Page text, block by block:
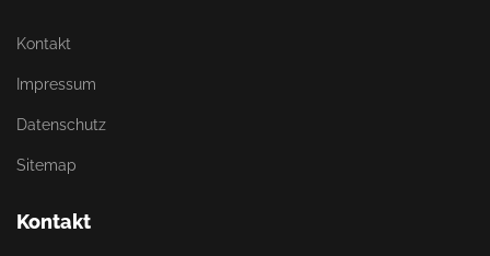
Kontakt
Impressum
Datenschutz
Sitemap
Kontakt